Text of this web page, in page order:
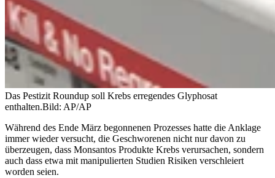
Das Pestizit Roundup soll Krebs erregendes Glyphosat
enthalten.Bild: AP/AP
Während des Ende März begonnenen Prozesses hatte die Anklage
immer wieder versucht, die Geschworenen nicht nur davon zu
überzeugen, dass Monsantos Produkte Krebs verursachen, sondern
auch dass etwa mit manipulierten Studien Risiken verschleiert
worden seien.